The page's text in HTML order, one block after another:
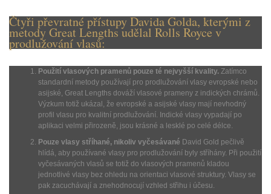
Čtyři převratné přístupy Davida Golda, kterými z
metody Great Lengths udělal Rolls Royce v
prodlužování vlasů:
Použití vlasových pramenů pouze té nejvyšší kvality. Zatímco
standardní metody používají pro prodlužování vlasy evropské nebo
asijské, Great Lengths dováží vlasové prameny z indických chrámů.
Výzkum totiž ukázal, že evropské a asijské vlasy mají nevhodný
profil vlasu pro kvalitní prodlužování. Indické vlasy vypadají po
aplikaci velmi přirozeně, jsou krásné a lesklé po celé délce.
Pouze vlasy stříhané, nikoliv vyčesávané David Gold pečlivě
hlídá, aby používané vlasy pro prodlužování byly stříhány. Při použití
vyčesávaných vlasů se totiž do vlasových pramenů kladou
jednotlivé vlasy bez ohledu na orientaci vlasové struktury. Vlasy se
pak zacuchávají a znehodnocují vzhled střihu i účesu.